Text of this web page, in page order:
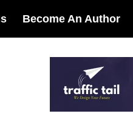
Become An Author